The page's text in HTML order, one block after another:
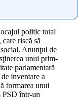
politic total
riscă să
Anunţul de
unui prim-
parlamentară
inventare a
formarea unui
PSD într-un